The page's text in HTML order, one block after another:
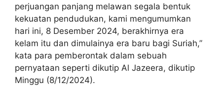
perjuangan panjang melawan segala bentuk
kekuatan pendudukan, kami mengumumkan
hari ini, 8 Desember 2024, berakhirnya era
kelam itu dan dimulainya era baru bagi Suriah,”
kata para pemberontak dalam sebuah
pernyataan seperti dikutip Al Jazeera, dikutip
Minggu (8/12/2024).